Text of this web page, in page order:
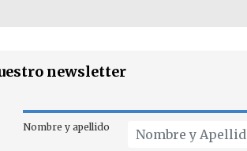
newsletter
Nombre y apellido